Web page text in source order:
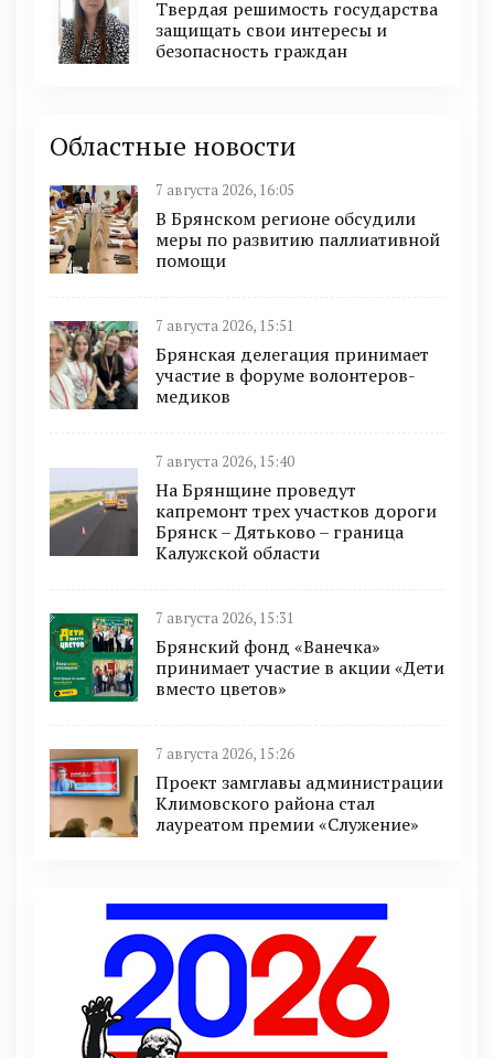
Твердая решимость государства
защищать свои интересы и
безопасность граждан
Областные новости
7 августа 2026, 16:05
В Брянском регионе обсудили
меры по развитию паллиативной
помощи
7 августа 2026, 15:51
Брянская делегация принимает
участие в форуме волонтеров-
медиков
7 августа 2026, 15:40
На Брянщине проведут
капремонт трех участков дороги
Брянск – Дятьково – граница
Калужской области
7 августа 2026, 15:31
Брянский фонд «Ванечка»
принимает участие в акции «Дети
вместо цветов»
7 августа 2026, 15:26
Проект замглавы администрации
Климовского района стал
лауреатом премии «Служение»